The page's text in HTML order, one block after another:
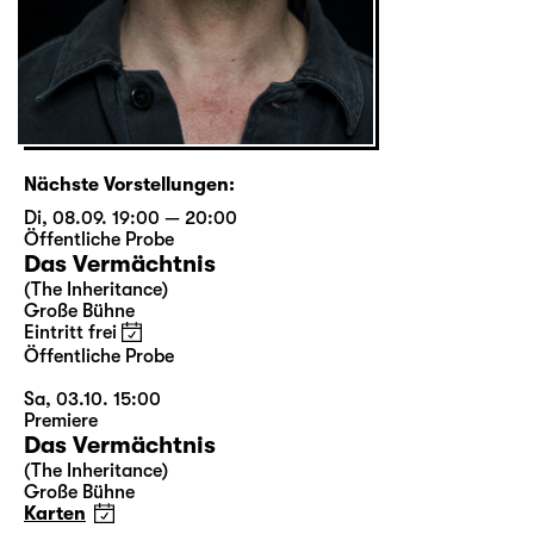
Nächste Vorstellungen:
Di, 08.09. 19:00 — 20:00
Öffentliche Probe
Das Vermächtnis
(The Inheritance)
Große Bühne
Eintritt frei
Öffentliche Probe
Sa, 03.10. 15:00
Premiere
Das Vermächtnis
(The Inheritance)
Große Bühne
Karten